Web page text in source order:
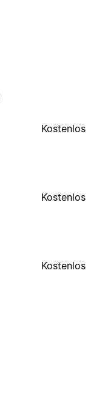
Kostenlos
Kostenlos
Kostenlos